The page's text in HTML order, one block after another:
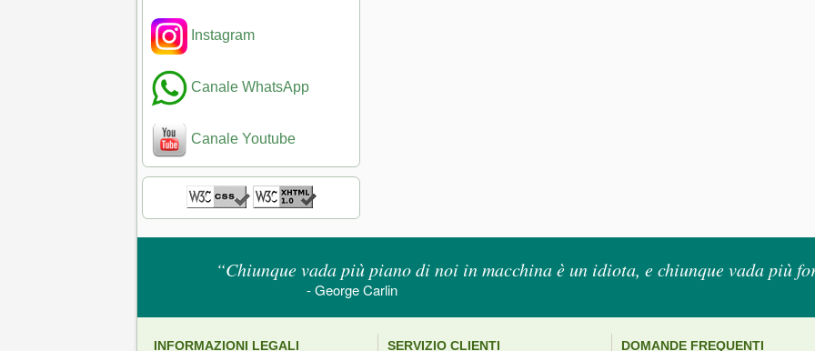
Instagram
Canale WhatsApp
Canale Youtube
“Chiunque vada più piano di noi in macchina è un idiota, e chiunque vada più
- George Carlin
INFORMAZIONI LEGALI SERVIZIO CLIENTI DOMANDE FREQUENTI